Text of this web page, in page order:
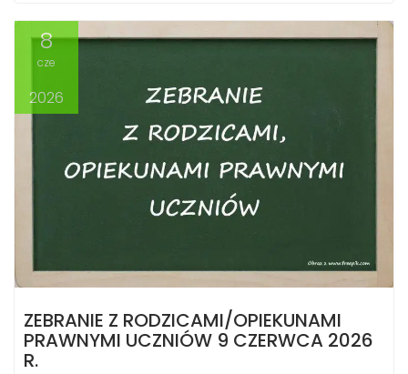
8
cze
2026
ZEBRANIE Z RODZICAMI/OPIEKUNAMI
PRAWNYMI UCZNIÓW 9 CZERWCA 2026
R.